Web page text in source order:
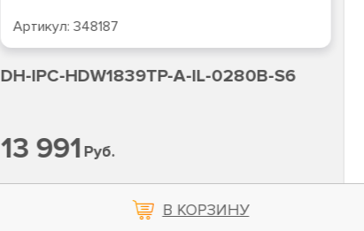
Артикул:348187
DH-IPC-HDW1839TP-A-IL-0280B-S6
13 991Руб.
В КОРЗИНУ